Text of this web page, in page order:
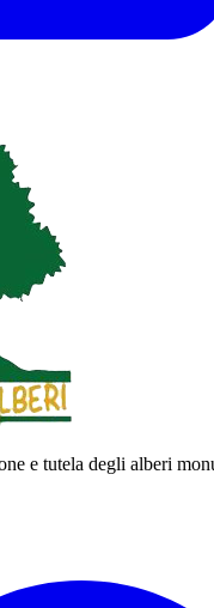
shortcuts
e tutela degli alberi